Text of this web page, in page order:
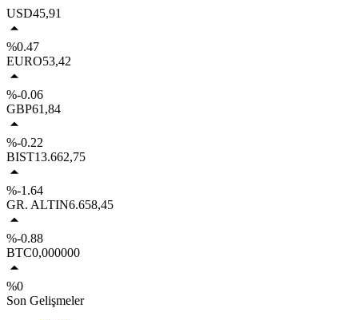
USD45,91
%0.47
EURO53,42
%-0.06
GBP61,84
%-0.22
BIST13.662,75
%-1.64
GR. ALTIN6.658,45
%-0.88
BTC0,000000
%0
Son Gelişmeler